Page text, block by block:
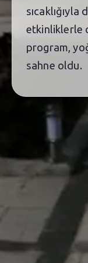
sıcaklığıyla
etkinliklerle
program,
sahne oldu.